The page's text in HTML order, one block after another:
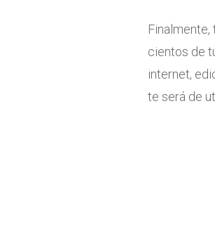
cientos de
internet,
te será de